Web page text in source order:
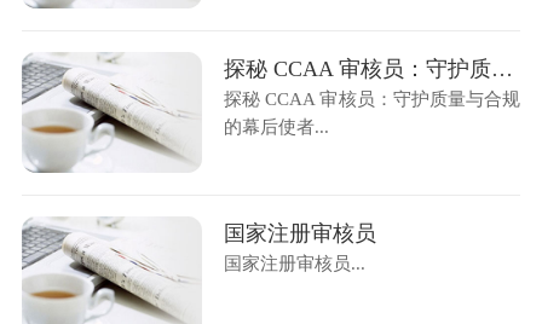
探秘 CCAA 审核员：守护质量与合规的幕后使者
探秘 CCAA 审核员：守护质量与合规
的幕后使者...
国家注册审核员
国家注册审核员...